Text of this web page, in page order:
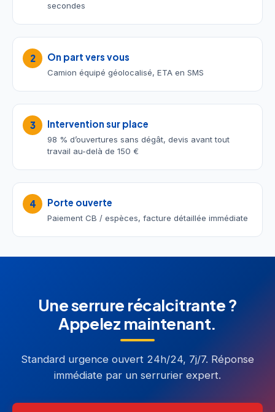
secondes
2 On part vers vous
Camion équipé géolocalisé, ETA en SMS
3 Intervention sur place
98 % d’ouvertures sans dégât, devis avant tout
travail au-delà de 150 €
4 Porte ouverte
Paiement CB / espèces, facture détaillée immédiate
Une serrure récalcitrante ?
Appelez maintenant.
Standard urgence ouvert 24h/24, 7j/7. Réponse
immédiate par un serrurier expert.